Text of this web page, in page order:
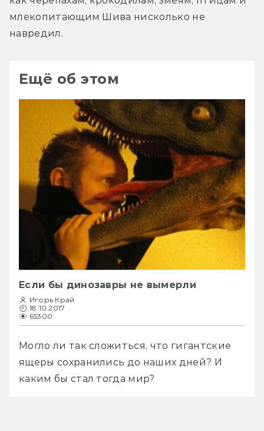
млекопитающим Шива нисколько не
навредил.
Ещё об этом
Если бы динозавры не вымерли
Игорь Край
18.10.2017
65300
Могло ли так сложиться, что гигантские
ящеры сохранились до наших дней? И
каким бы стал тогда мир?